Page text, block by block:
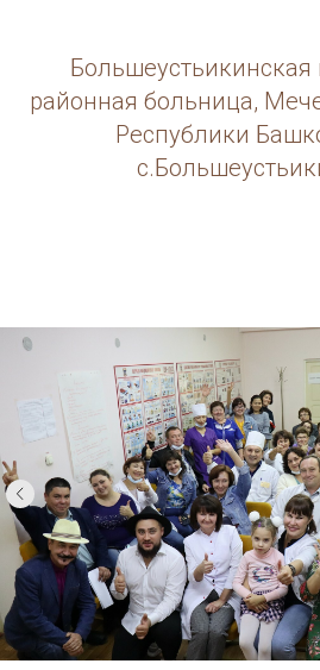
Большеустьикинская
районная больница,
Республики